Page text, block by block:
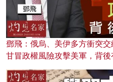
鄧飛：俄烏、美伊多方衝突
甘冒政權風險攻擊美軍，背後